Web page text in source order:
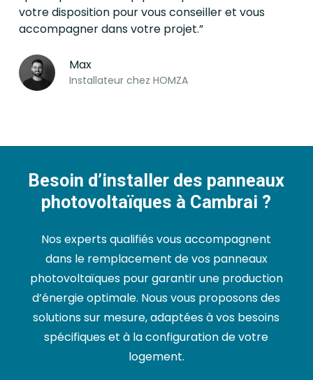
votre disposition pour vous conseiller et vous
accompagner dans votre projet.”
Max
Installateur chez HOMZA
Besoin d’installer des panneaux
photovoltaïques à Cambrai ?
Nos experts qualifiés vous accompagnent
dans le remplacement de vos panneaux
photovoltaïques pour garantir une production
d’énergie optimale. Nous vous proposons des
solutions sur mesure, adaptées à vos besoins
spécifiques et à la configuration de votre
logement.